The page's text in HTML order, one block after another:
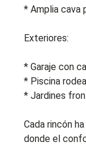
* Amplia cava
Exteriores:
* Garaje con
* Piscina
* Jardines
Cada rincón
donde el